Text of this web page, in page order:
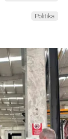
Politika